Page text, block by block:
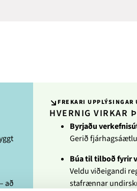
að
FREKARI UPPLÝSINGAR
HVERNIG VIRKAR
Byrjaðu
Gerið
Búa til tilboð fyrir
Veldu viðeigandi
stafrænnar